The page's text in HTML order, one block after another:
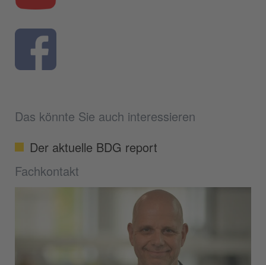
Das könnte Sie auch interessieren
Der aktuelle BDG report
Fachkontakt